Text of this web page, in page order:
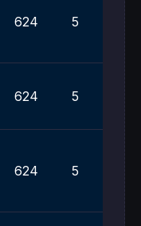
624 5
624 5
624 5